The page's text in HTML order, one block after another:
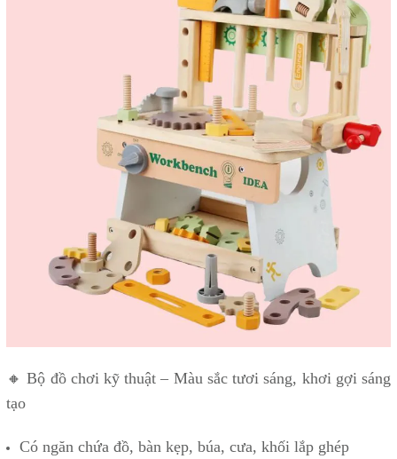
🔸 Bộ đồ chơi kỹ thuật – Màu sắc tươi sáng, khơi gợi sáng
tạo
Có ngăn chứa đồ, bàn kẹp, búa, cưa, khối lắp ghép